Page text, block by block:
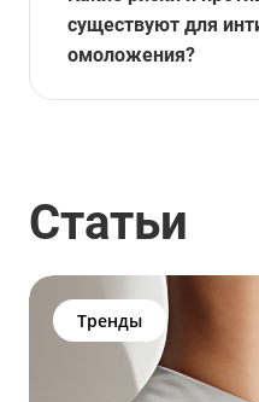
существуют для
омоложения?
Статьи
Тренды